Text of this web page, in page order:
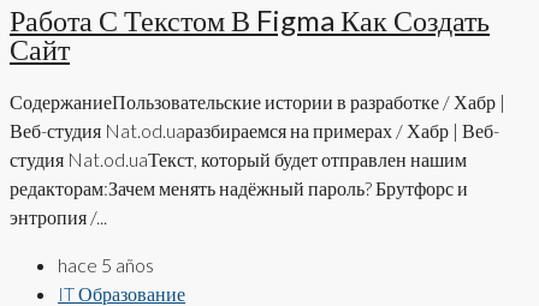
Работа С Текстом В Figma Как Создать
Сайт
СодержаниеПользовательские истории в разработке / Хабр |
Веб-студия Nat.od.uaразбираемся на примерах / Хабр | Веб-
студия Nat.od.uaТекст, который будет отправлен нашим
редакторам:Зачем менять надёжный пароль? Брутфорс и
энтропия /...
hace 5 años
IT Образование